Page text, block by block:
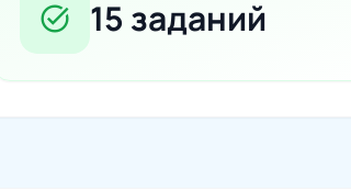
task_alt 15 заданий